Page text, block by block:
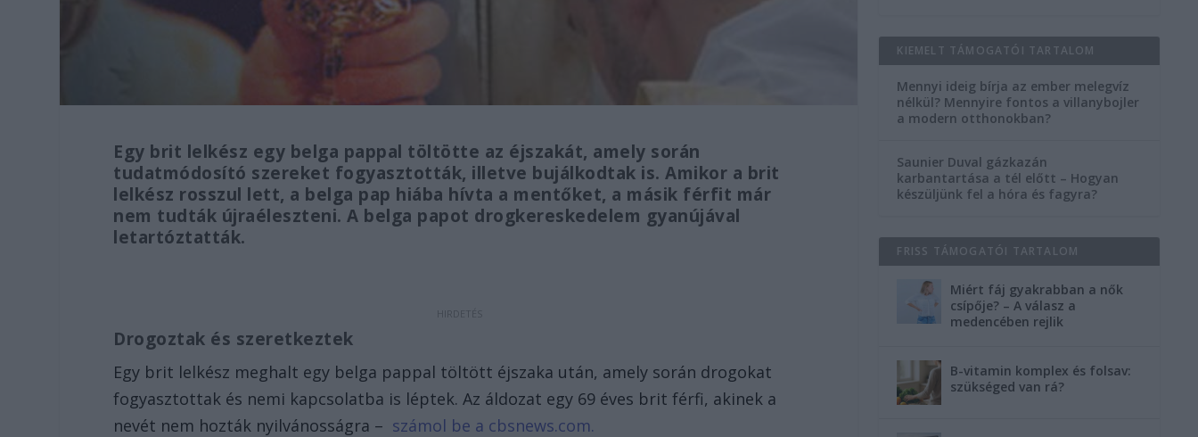
Egy brit lelkész egy belga pappal töltötte az éjszakát, amely során
tudatmódosító szereket fogyasztották, illetve bujálkodtak is. Amikor a brit
lelkész rosszul lett, a belga pap hiába hívta a mentőket, a másik férfit már
nem tudták újraéleszteni. A belga papot drogkereskedelem gyanújával
letartóztatták.
Drogoztak és szeretkeztek
Egy brit lelkész meghalt egy belga pappal töltött éjszaka után, amely során drogokat
fogyasztottak és nemi kapcsolatba is léptek. Az áldozat egy 69 éves brit férfi, akinek a
nevét nem hozták nyilvánosságra – számol be a cbsnews.com.
KIEMELT TÁMOGATÓI TARTALOM
Mennyi ideig bírja az ember melegvíz
nélkül? Mennyire fontos a villanybojler
a modern otthonokban?
Saunier Duval gázkazán
karbantartása a tél előtt – Hogyan
készüljünk fel a hóra és fagyra?
FRISS TÁMOGATÓI TARTALOM
Miért fáj gyakrabban a nők
csípője? – A válasz a
medencében rejlik
B-vitamin komplex és folsav:
szükséged van rá?